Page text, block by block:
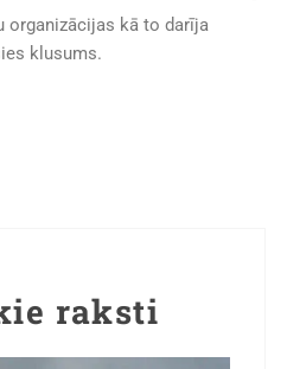
organizācijas kā to darīja
klusums.
raksti